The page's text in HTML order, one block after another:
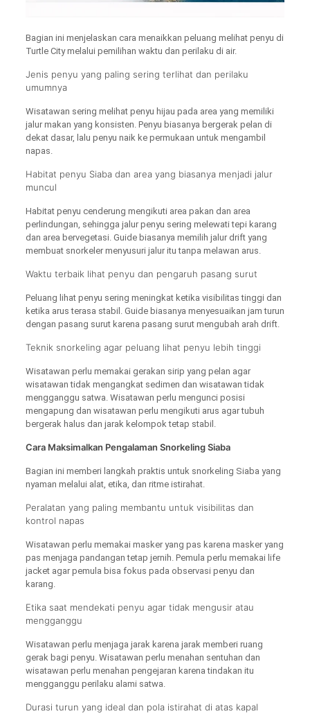
Bagian ini menjelaskan cara menaikkan peluang melihat penyu di
Turtle City melalui pemilihan waktu dan perilaku di air.
Jenis penyu yang paling sering terlihat dan perilaku
umumnya
Wisatawan sering melihat penyu hijau pada area yang memiliki
jalur makan yang konsisten. Penyu biasanya bergerak pelan di
dekat dasar, lalu penyu naik ke permukaan untuk mengambil
napas.
Habitat penyu Siaba dan area yang biasanya menjadi jalur
muncul
Habitat penyu cenderung mengikuti area pakan dan area
perlindungan, sehingga jalur penyu sering melewati tepi karang
dan area bervegetasi. Guide biasanya memilih jalur drift yang
membuat snorkeler menyusuri jalur itu tanpa melawan arus.
Waktu terbaik lihat penyu dan pengaruh pasang surut
Peluang lihat penyu sering meningkat ketika visibilitas tinggi dan
ketika arus terasa stabil. Guide biasanya menyesuaikan jam turun
dengan pasang surut karena pasang surut mengubah arah drift.
Teknik snorkeling agar peluang lihat penyu lebih tinggi
Wisatawan perlu memakai gerakan sirip yang pelan agar
wisatawan tidak mengangkat sedimen dan wisatawan tidak
mengganggu satwa. Wisatawan perlu mengunci posisi
mengapung dan wisatawan perlu mengikuti arus agar tubuh
bergerak halus dan jarak kelompok tetap stabil.
Cara Maksimalkan Pengalaman Snorkeling Siaba
Bagian ini memberi langkah praktis untuk snorkeling Siaba yang
nyaman melalui alat, etika, dan ritme istirahat.
Peralatan yang paling membantu untuk visibilitas dan
kontrol napas
Wisatawan perlu memakai masker yang pas karena masker yang
pas menjaga pandangan tetap jernih. Pemula perlu memakai life
jacket agar pemula bisa fokus pada observasi penyu dan
karang.
Etika saat mendekati penyu agar tidak mengusir atau
mengganggu
Wisatawan perlu menjaga jarak karena jarak memberi ruang
gerak bagi penyu. Wisatawan perlu menahan sentuhan dan
wisatawan perlu menahan pengejaran karena tindakan itu
mengganggu perilaku alami satwa.
Durasi turun yang ideal dan pola istirahat di atas kapal